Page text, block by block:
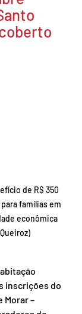
de R$ 350
famílias em
econômica
inscrições do
Morar –